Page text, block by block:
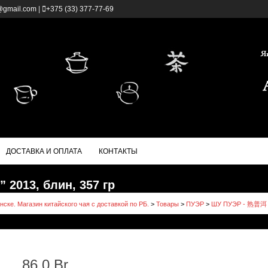
+375 (33) 377-77-69
ДОСТАВКА И ОПЛАТА КОНТАКТЫ
блин, 357 гр
Магазин китайского чая с доставкой по РБ. > Товары > ПУЭР > ШУ ПУЭР - 熟普
86.0 Br